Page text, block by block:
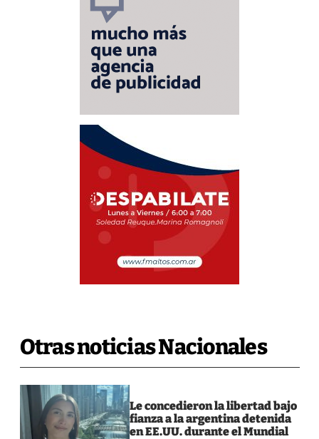
Otras noticias Nacionales
Le concedieron la libertad bajo
fianza a la argentina detenida
en EE.UU. durante el Mundial